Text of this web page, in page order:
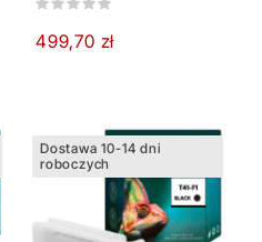
499,70 zł
Dostawa 10-14 dni
roboczych